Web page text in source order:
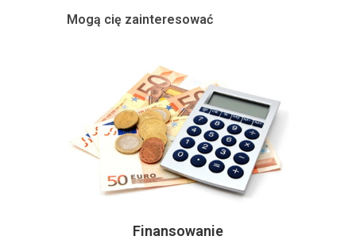
Mogą cię zainteresować
Finansowanie